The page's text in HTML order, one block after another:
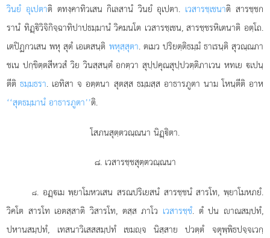
วินยํ อุเปตาติ ตทงฺคาทิวเสน กิเลสานํ วินยํ อุเปตา. เวสารชฺเชนาติ สารชฺชก
รานํ ทิฏฺิวิจิกิจฺฉาทิปาปธมฺมานํ วิคมนโต เวสารชฺเชน, สารชฺชรหิเตนาติ อตฺโถ.
เตปิฏกวเสน พหุ สุตํ เอเตสนฺติ พหุสฺสุตา. ตเมว ปริยตฺติธมฺมํ ธาเรนฺติ สุวณฺณภา
ชเน ปกฺขิตฺตสีหวสํ วิย วินสฺสนฺตํ อกตฺวา สุปฺปคุณสุปฺปวตฺติภาเวน หทเย เปนฺ
ตีติธมฺมธรา. เอทิสา จ อตฺตนา สุตสฺส ธมฺมสฺส อาธารภูตา นาม โหนฺตีติ อาห
‘‘สุตธมฺมานํ อาธารภูตา’’ติ.
โสภนสุตฺตวณฺณนา นิฏฺิตา.
๘. เวสารชฺชสุตฺตวณฺณนา
๘. อฏฺเมพฺยาโมหวเสน สรณปริเยสนํ สารชฺชนํ สารโท, พฺยาโมหภยํ.
วิคโต สารโท เอตสฺสาติ วิสารโท, ตสฺส ภาโว เวสารชฺชํ. ตํ ปน าณสมฺปทํ,
ปหานสมฺปทํ, เทสนาวิเสสสมฺปทํ เขมฺจ นิสฺสาย ปวตฺตํ จตุพฺพิธปจฺจเวกฺ